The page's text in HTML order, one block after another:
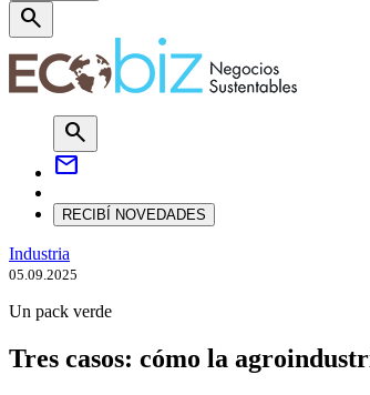
search
search
mail
RECIBÍ NOVEDADES
Industria
05.09.2025
Un pack verde
Tres casos: cómo la